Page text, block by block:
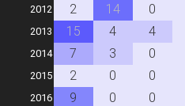
2012 2 14 0
2013 15 4 4
2014 7 3 0
2015 2 0 0
2016 9 0 0